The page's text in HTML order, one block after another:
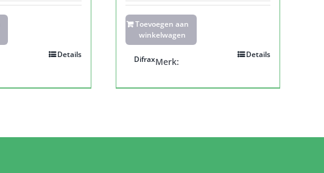
Details
Toevoegen aan
winkelwagen
Details
Merk:
Difrax